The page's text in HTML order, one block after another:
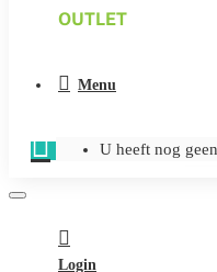
OUTLET
Menu
U heeft nog
Login